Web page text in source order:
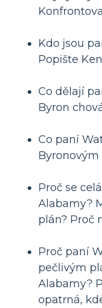
Kdo jsou
Popište
Co dělají
Byron
Co paní
Byronovým
Proč se
Alabamy?
plán? Proč
Proč paní
pečlivým
Alabamy?
opatrná,